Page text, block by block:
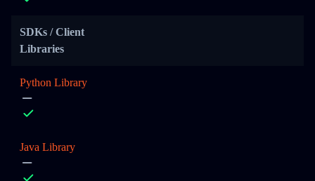
SDKs / Client
Libraries
Python Library
Java Library